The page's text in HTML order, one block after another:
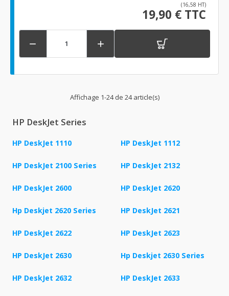
(16,58 HT)
19,90 € TTC
 
Affichage 1-24 de 24 article(s)
HP DeskJet Series
HP DeskJet 1110 HP DeskJet 1112
HP DeskJet 2100 Series HP DeskJet 2132
HP DeskJet 2600 HP DeskJet 2620
Hp Deskjet 2620 Series HP DeskJet 2621
HP DeskJet 2622 HP DeskJet 2623
HP DeskJet 2630 Hp Deskjet 2630 Series
HP DeskJet 2632 HP DeskJet 2633